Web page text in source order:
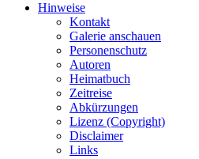
Hinweise
Kontakt
Galerie anschauen
Personenschutz
Autoren
Heimatbuch
Zeitreise
Abkürzungen
Lizenz (Copyright)
Disclaimer
Links